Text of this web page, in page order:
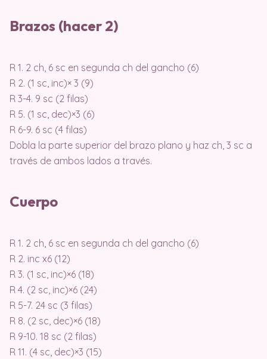
Brazos (hacer 2)
R 1. 2 ch, 6 sc en segunda ch del gancho (6)
R 2. (1 sc, inc)× 3 (9)
R 3-4. 9 sc (2 filas)
R 5. (1 sc, dec)×3 (6)
R 6-9. 6 sc (4 filas)
Dobla la parte superior del brazo plano y haz ch, 3 sc a
través de ambos lados a través.
Cuerpo
R 1. 2 ch, 6 sc en segunda ch del gancho (6)
R 2. inc x6 (12)
R 3. (1 sc, inc)×6 (18)
R 4. (2 sc, inc)×6 (24)
R 5-7. 24 sc (3 filas)
R 8. (2 sc, dec)×6 (18)
R 9-10. 18 sc (2 filas)
R 11. (4 sc, dec)×3 (15)